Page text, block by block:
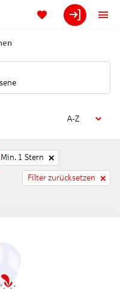
A-Z
Min. 1 Stern
Filter zurücksetzen